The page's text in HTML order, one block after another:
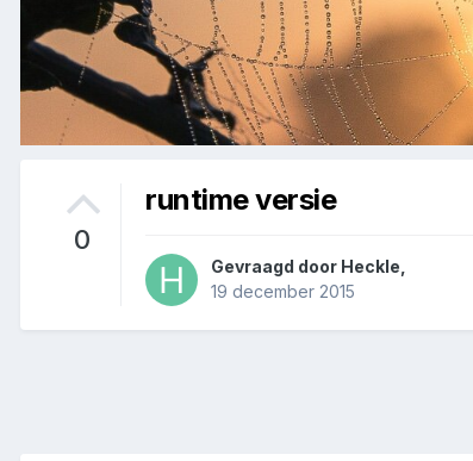
0
runtime versie
Gevraagd door Heckle
19 december 2015